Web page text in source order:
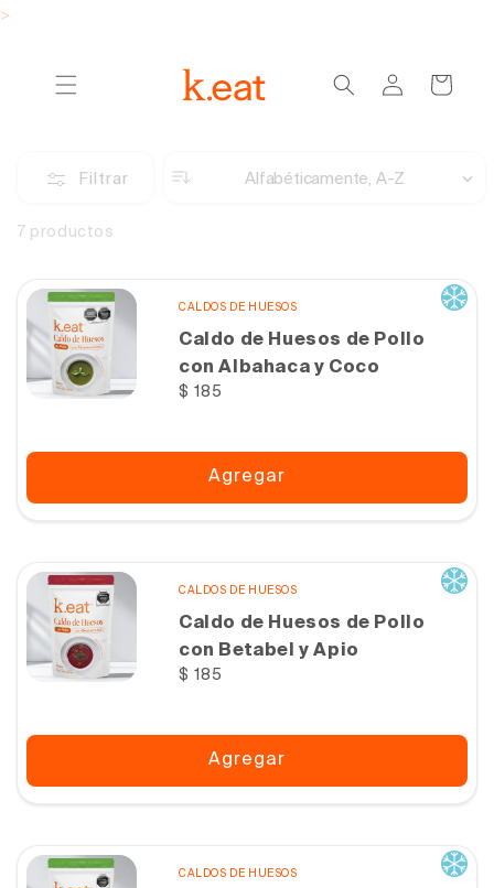
>
sesión
Carrito
Filtrar Alfabéticamente, A-Z
7 productos
CALDOS DE HUESOS
Caldo de Huesos de Pollo
con Albahaca y Coco
Precio
$ 185
Agregar
CALDOS DE HUESOS
Caldo de Huesos de Pollo
con Betabel y Apio
Precio
$ 185
Agregar
CALDOS DE HUESOS